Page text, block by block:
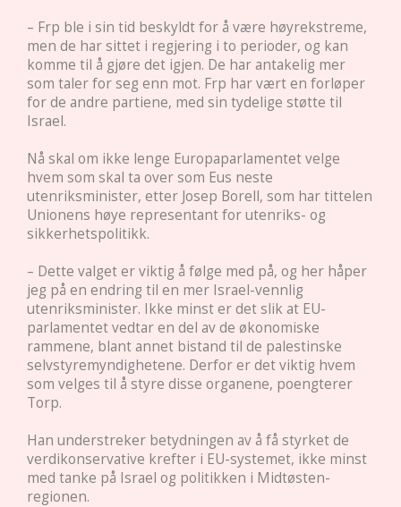
– Frp ble i sin tid beskyldt for å være høyrekstreme,
men de har sittet i regjering i to perioder, og kan
komme til å gjøre det igjen. De har antakelig mer
som taler for seg enn mot. Frp har vært en forløper
for de andre partiene, med sin tydelige støtte til
Israel.
Nå skal om ikke lenge Europaparlamentet velge
hvem som skal ta over som Eus neste
utenriksminister, etter Josep Borell, som har tittelen
Unionens høye representant for utenriks- og
sikkerhetspolitikk.
– Dette valget er viktig å følge med på, og her håper
jeg på en endring til en mer Israel-vennlig
utenriksminister. Ikke minst er det slik at EU-
parlamentet vedtar en del av de økonomiske
rammene, blant annet bistand til de palestinske
selvstyremyndighetene. Derfor er det viktig hvem
som velges til å styre disse organene, poengterer
Torp.
Han understreker betydningen av å få styrket de
verdikonservative krefter i EU-systemet, ikke minst
med tanke på Israel og politikken i Midtøsten-
regionen.